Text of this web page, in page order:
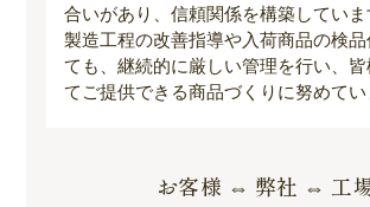
合いがあり、信頼関係を構築していま
製造工程の改善指導や入荷商品の検
ても、継続的に厳しい管理を行い、皆
てご提供できる商品づくりに努めてい
お客様 ⇔ 弊社 ⇔ 工